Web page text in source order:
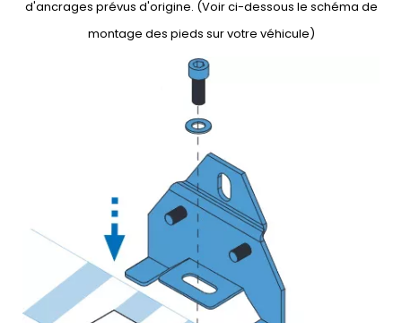
d'ancrages prévus d'origine. (Voir ci-dessous le schéma de
montage des pieds sur votre véhicule)